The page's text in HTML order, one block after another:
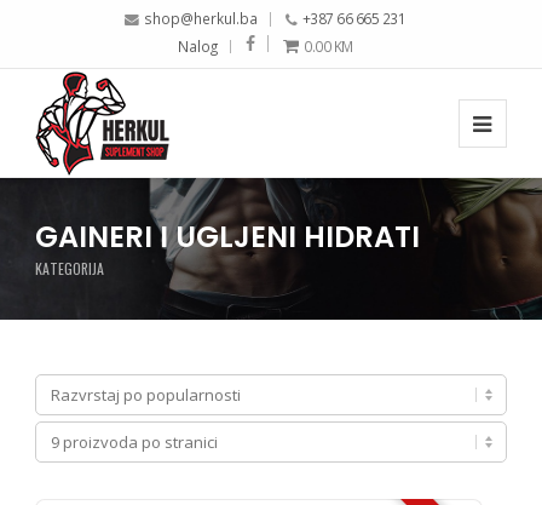
shop@herkul.ba
+387 66 665 231
Nalog
0.00KM
GAINERI I UGLJENI HIDRATI
KATEGORIJA